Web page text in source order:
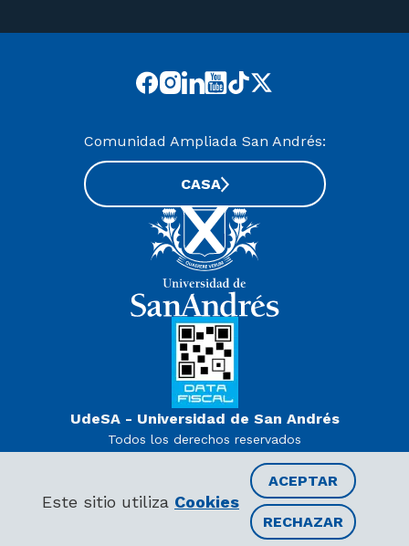
Este sitio utiliza Cookies
ACEPTAR
RECHAZAR
UdeSA - Universidad de San Andrés
Todos los derechos reservados
Decreto PEN 978/07
Comunidad Ampliada San Andrés:
CASA